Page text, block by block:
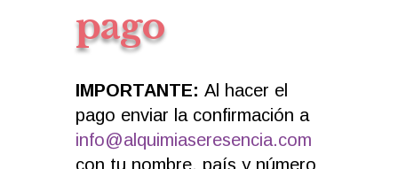
pago
IMPORTANTE: Al hacer el
pago enviar la confirmación a
info@alquimiaseresencia.com
con tu nombre, país y número